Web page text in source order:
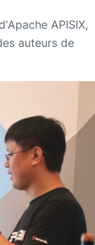
APISIX,
auteurs de